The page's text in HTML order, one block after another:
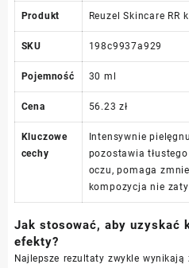
Produkt Reuzel Skincare RR
SKU 198c9937a929
Pojemność 30 ml
Cena 56.23 zł
Kluczowe
cechy
Intensywnie
pozostawia
oczu, pomaga
kompozycja nie
Jak stosować, aby uzyskać
efekty?
Najlepsze rezultaty zwykle wynikają